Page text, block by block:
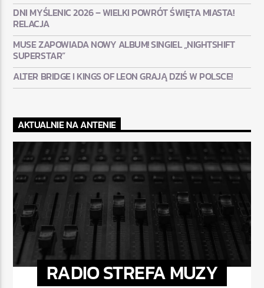
DNI MYŚLENIC 2026 – WIELKI POWRÓT ŚWIĘTA MIASTA!
RELACJA
MUSE ZAPOWIADA NOWY ALBUM! SINGIEL „NIGHTSHIFT
SUPERSTAR”
ALTER BRIDGE I KINGS OF LEON GRAJĄ DZIŚ W POLSCE!
AKTUALNIE NA ANTENIE
RADIO STREFA MUZY